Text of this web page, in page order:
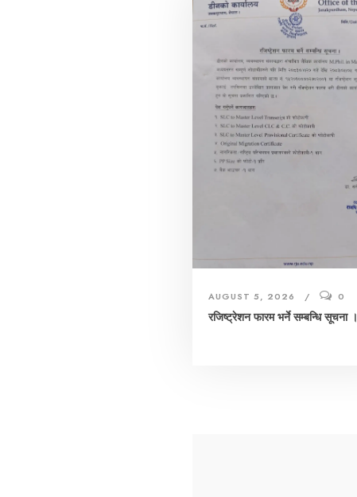
AUGUST 5, 2026
0
रजिष्ट्रेशन फारम भर्ने सम्बन्धि सूचना ।